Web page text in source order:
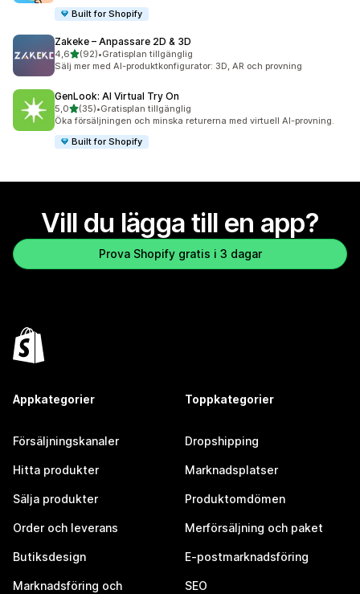
Built for Shopify
Zakeke – Anpassare 2D & 3D
4,6av 5 stjärnor
(92)
92 recensioner totalt
•Gratisplan tillgänglig
Sälj mer med AI-produktkonfigurator: 3D, AR och provning
GenLook: AI Virtual Try On
5,0av 5 stjärnor
(35)
35 recensioner totalt
•Gratisplan tillgänglig
Öka försäljningen och minska returerna med virtuell AI-provning.
Built for Shopify
Vill du lägga till en app?
Prova Shopify gratis i 3 dagar
Appkategorier
Försäljningskanaler
Hitta produkter
Sälja produkter
Order och leverans
Butiksdesign
Marknadsföring och
Toppkategorier
Dropshipping
Marknadsplatser
Produktomdömen
Merförsäljning och paket
E-postmarknadsföring
SEO